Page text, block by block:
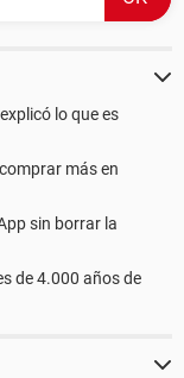
lo que es
más en
sin borrar la
de 4.000 años de